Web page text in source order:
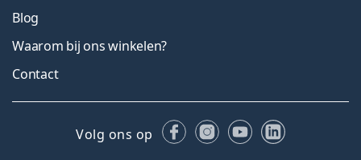
Blog
Waarom bij ons winkelen?
Contact
Volg ons op FacebookInstagram
YouTubeLinkedIn